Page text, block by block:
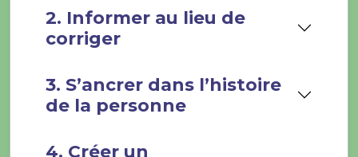
2. Informer au lieu de
corriger
3. S’ancrer dans l’histoire
de la personne
4. Créer un